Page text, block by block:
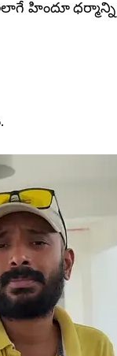
హిందూ